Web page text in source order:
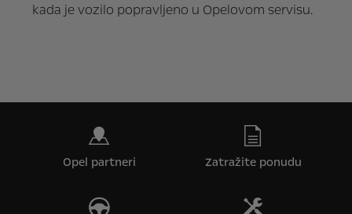
kada je vozilo popravljeno u Opelovom servisu.
Opel partneri Zatražite ponudu